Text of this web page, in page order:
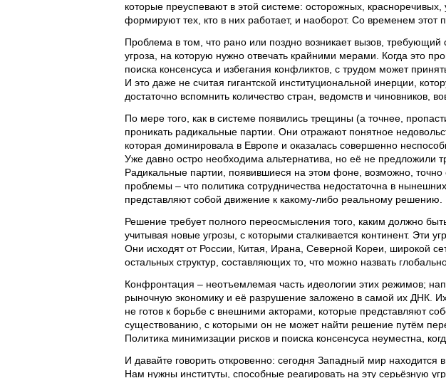
которые преуспевают в этой системе: осторожных,
формируют тех, кто в них работает, и наоборот. Со временем этот
Проблема в том, что рано или поздно возникает вызов,
угроза, на которую нужно отвечать крайними мерами. Когда это
поиска консенсуса и избегания конфликтов, с трудом может
И это даже не считая гигантской институциональной инерции,
достаточно вспомнить количество стран, ведомств и чиновников,
По мере того, как в системе появились трещины (а точнее,
проникать радикальные партии. Они отражают понятное
которая доминировала в Европе и оказалась совершенно
Уже давно остро необходима альтернатива, но её не предложили
Радикальные партии, появившиеся на этом фоне, возможно, точно
проблемы – что политика сотрудничества недостаточна в
представляют собой движение к какому-либо реальному решению.
Решение требует полного переосмысления того, каким должно
учитывая новые угрозы, с которыми сталкивается континент. Эти
Они исходят от России, Китая, Ирана, Северной Кореи, широкой
остальных структур, составляющих то, что можно назвать
Конфронтация – неотъемлемая часть идеологии этих режимов;
рыночную экономику и её разрушение заложено в самой их ДНК.
не готов к борьбе с внешними акторами, которые представляют
существованию, с которыми он не может найти решение путём
Политика минимизации рисков и поиска консенсуса неуместна,
И давайте говорить откровенно: сегодня Западный мир находится
Нам нужны институты, способные реагировать на эту серьёзную